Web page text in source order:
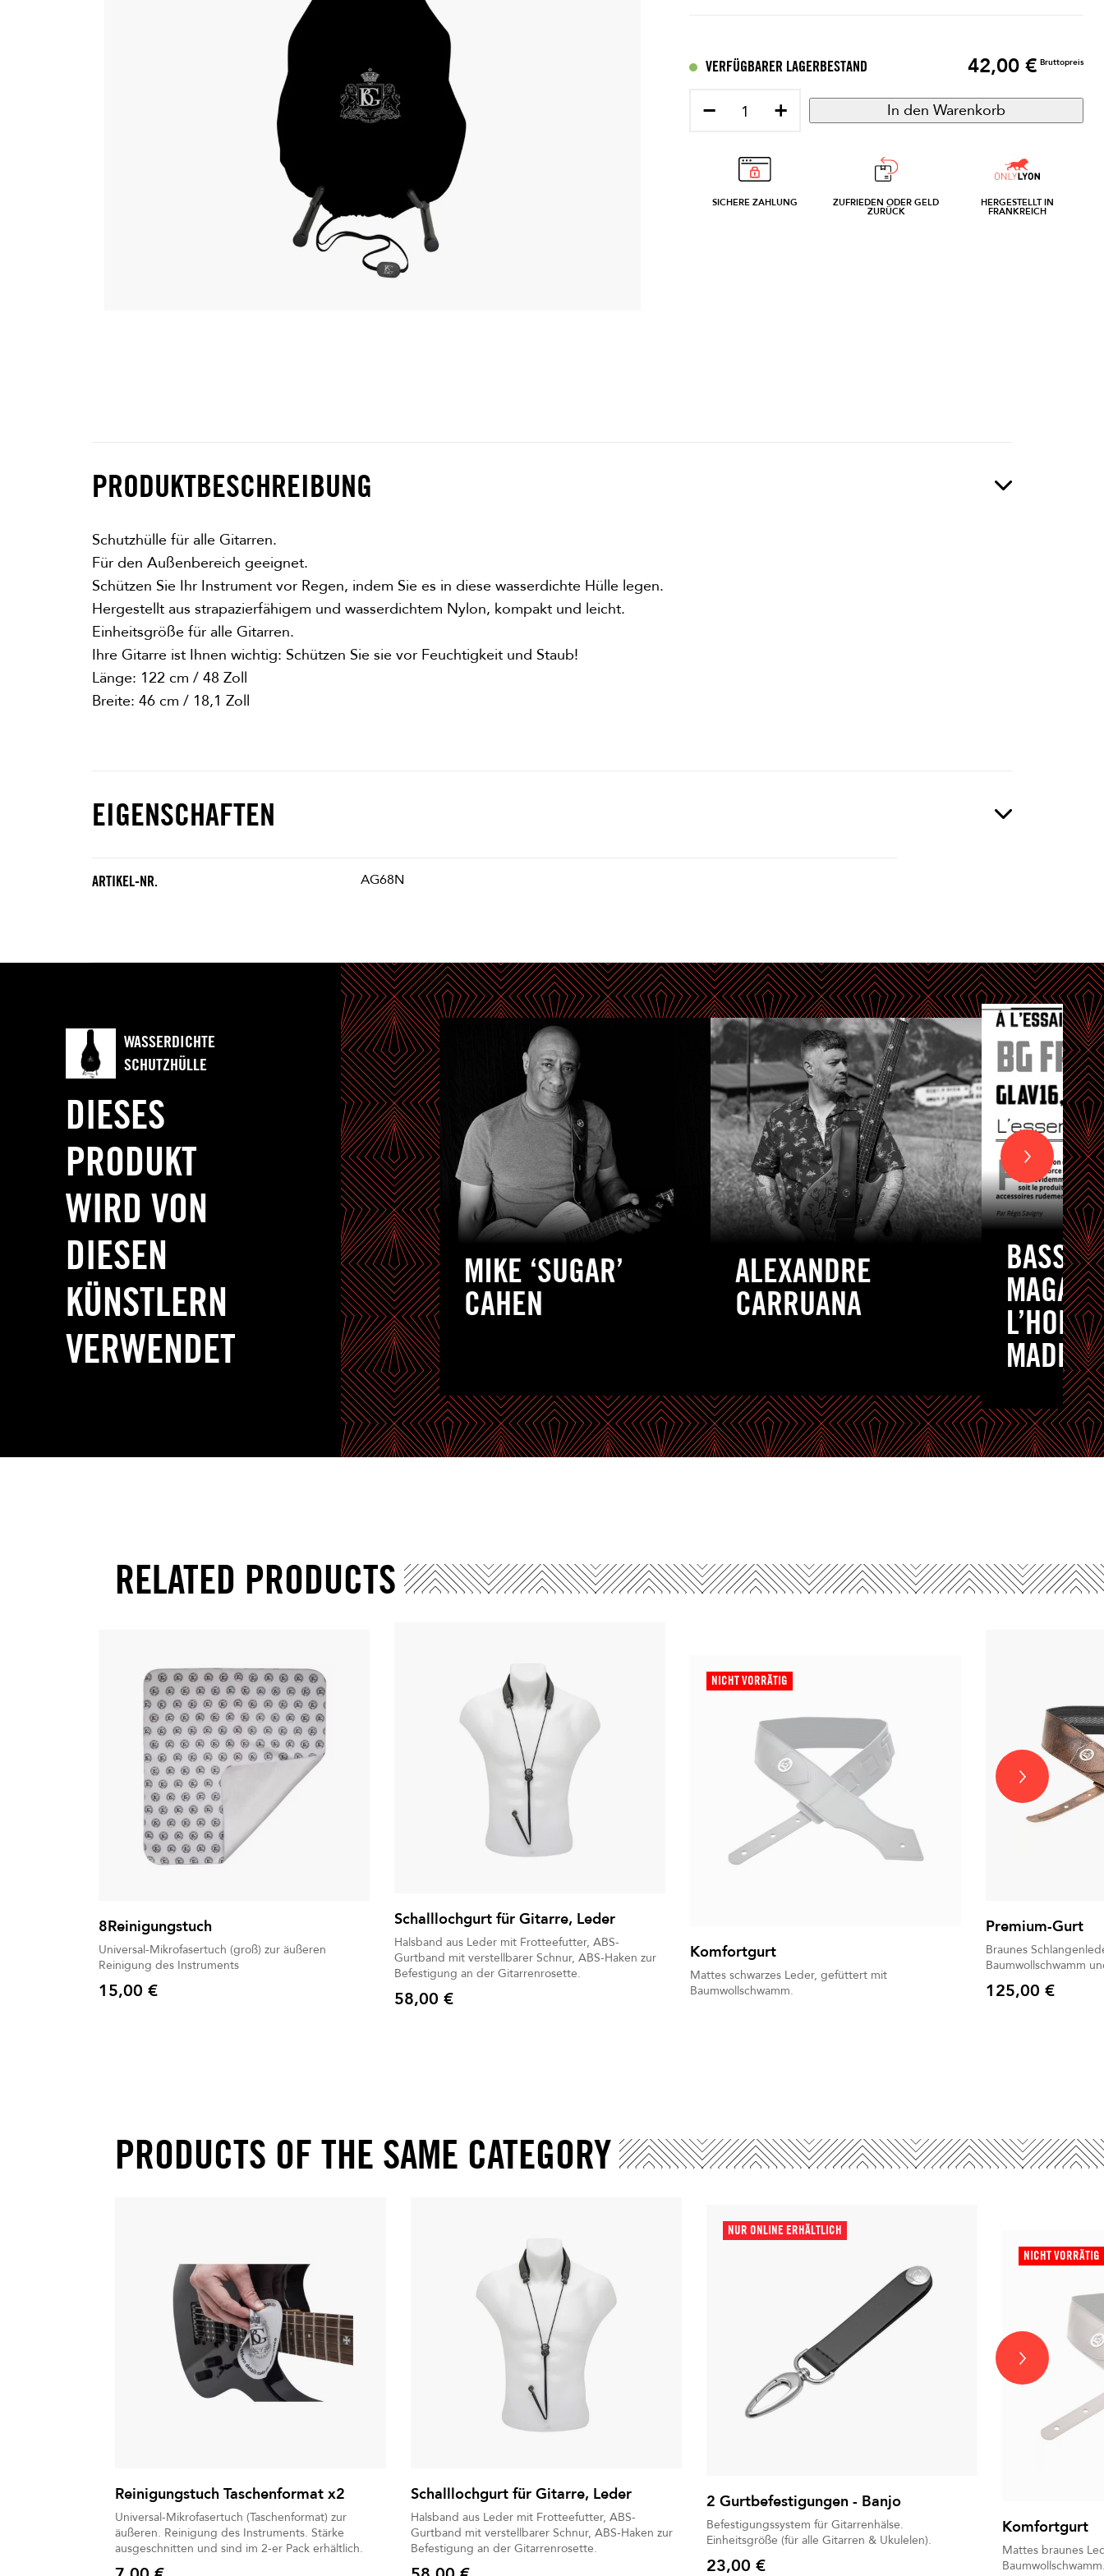
VERFÜGBARER LAGERBESTAND Preis
42,00 € Bruttopreis
− + In den Warenkorb
SICHERE ZAHLUNG ZUFRIEDEN ODER GELD
ZURÜCK
HERGESTELLT IN
FRANKREICH
PRODUKTBESCHREIBUNG
Schutzhülle für alle Gitarren.
Für den Außenbereich geeignet.
Schützen Sie Ihr Instrument vor Regen, indem Sie es in diese wasserdichte Hülle legen.
Hergestellt aus strapazierfähigem und wasserdichtem Nylon, kompakt und leicht.
Einheitsgröße für alle Gitarren.
Ihre Gitarre ist Ihnen wichtig: Schützen Sie sie vor Feuchtigkeit und Staub!
Länge: 122 cm / 48 Zoll
Breite: 46 cm / 18,1 Zoll
EIGENSCHAFTEN
ARTIKEL-NR. AG68N
WASSERDICHTE
SCHUTZHÜLLE
DIESES
PRODUKT
WIRD VON
DIESEN
KÜNSTLERN
VERWENDET
MIKE ‘SUGAR’
CAHEN
ALEXANDRE
CARRUANA
MADE
RELATED PRODUCTS
8Reinigungstuch
Universal-Mikrofasertuch (groß) zur äußeren
Reinigung des Instruments
Preis
15,00 €
Schalllochgurt für Gitarre, Leder
Halsband aus Leder mit Frotteefutter, ABS-
Gurtband mit verstellbarer Schnur, ABS-Haken zur
Befestigung an der Gitarrenrosette.
Preis
58,00 €
NICHT VORRÄTIG
Komfortgurt
Mattes schwarzes Leder, gefüttert mit
Baumwollschwamm.
Premium-Gurt
Braunes
Baumwollschwamm
Preis
125,00 €
PRODUCTS OF THE SAME CATEGORY
Reinigungstuch Taschenformat x2
Universal-Mikrofasertuch (Taschenformat) zur
äußeren. Reinigung des Instruments. Stärke
ausgeschnitten und sind im 2-er Pack erhältlich.
Schalllochgurt für Gitarre, Leder
Halsband aus Leder mit Frotteefutter, ABS-
Gurtband mit verstellbarer Schnur, ABS-Haken zur
Befestigung an der Gitarrenrosette.
NUR ONLINE ERHÄLTLICH
2 Gurtbefestigungen - Banjo
Befestigungssystem für Gitarrenhälse.
Einheitsgröße (für alle Gitarren & Ukulelen).
Preis
23,00 €
NICHT VORRÄTIG
Komfortgurt
Mattes braunes